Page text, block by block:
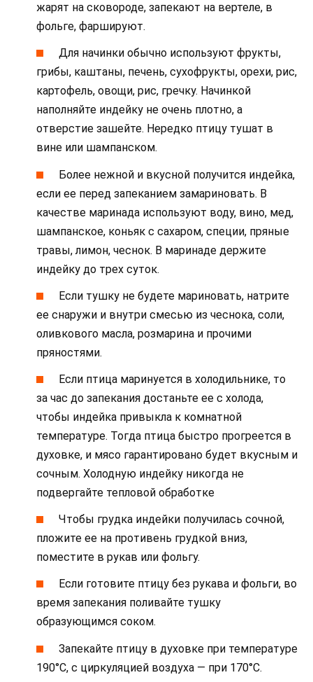
жарят на сковороде, запекают на вертеле, в
фольге, фаршируют.
Для начинки обычно используют фрукты,
грибы, каштаны, печень, сухофрукты, орехи, рис,
картофель, овощи, рис, гречку. Начинкой
наполняйте индейку не очень плотно, а
отверстие зашейте. Нередко птицу тушат в
вине или шампанском.
Более нежной и вкусной получится индейка,
если ее перед запеканием замариновать. В
качестве маринада используют воду, вино, мед,
шампанское, коньяк с сахаром, специи, пряные
травы, лимон, чеснок. В маринаде держите
индейку до трех суток.
Если тушку не будете мариновать, натрите
ее снаружи и внутри смесью из чеснока, соли,
оливкового масла, розмарина и прочими
пряностями.
Если птица маринуется в холодильнике, то
за час до запекания достаньте ее с холода,
чтобы индейка привыкла к комнатной
температуре. Тогда птица быстро прогреется в
духовке, и мясо гарантировано будет вкусным и
сочным. Холодную индейку никогда не
подвергайте тепловой обработке
Чтобы грудка индейки получилась сочной,
пложите ее на противень грудкой вниз,
поместите в рукав или фольгу.
Если готовите птицу без рукава и фольги, во
время запекания поливайте тушку
образующимся соком.
Запекайте птицу в духовке при температуре
190°С, с циркуляцией воздуха — при 170°С.